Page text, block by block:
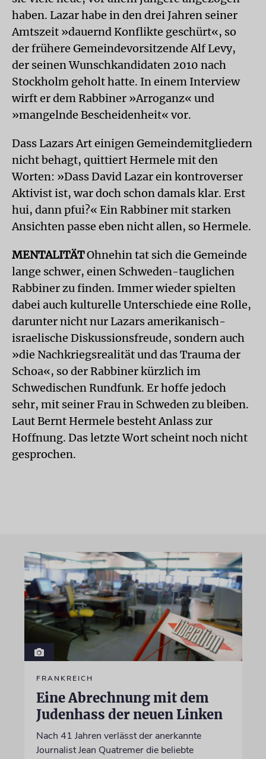
haben. Lazar habe in den drei Jahren seiner
Amtszeit »dauernd Konflikte geschürt«, so
der frühere Gemeindevorsitzende Alf Levy,
der seinen Wunschkandidaten 2010 nach
Stockholm geholt hatte. In einem Interview
wirft er dem Rabbiner »Arroganz« und
»mangelnde Bescheidenheit« vor.
Dass Lazars Art einigen Gemeindemitgliedern
nicht behagt, quittiert Hermele mit den
Worten: »Dass David Lazar ein kontroverser
Aktivist ist, war doch schon damals klar. Erst
hui, dann pfui?« Ein Rabbiner mit starken
Ansichten passe eben nicht allen, so Hermele.
MENTALITÄTOhnehin tat sich die Gemeinde
lange schwer, einen Schweden-tauglichen
Rabbiner zu finden. Immer wieder spielten
dabei auch kulturelle Unterschiede eine Rolle,
darunter nicht nur Lazars amerikanisch-
israelische Diskussionsfreude, sondern auch
»die Nachkriegsrealität und das Trauma der
Schoa«, so der Rabbiner kürzlich im
Schwedischen Rundfunk. Er hoffe jedoch
sehr, mit seiner Frau in Schweden zu bleiben.
Laut Bernt Hermele besteht Anlass zur
Hoffnung. Das letzte Wort scheint noch nicht
gesprochen.
FRANKREICH
Eine Abrechnung mit dem
Judenhass der neuen Linken
Nach 41 Jahren verlässt der anerkannte
Journalist Jean Quatremer die beliebte